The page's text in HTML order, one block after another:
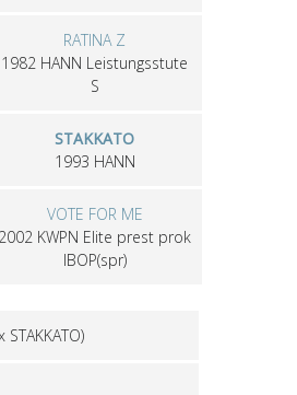
RATINA Z
1982 HANN Leistungsstute
S
STAKKATO
1993 HANN
VOTE FOR ME
2002 KWPN Elite prest prok
IBOP(spr)